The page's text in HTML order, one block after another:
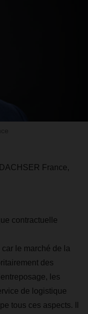
France,
contractuelle
le marché de la
des
les
de logistique
tous ces aspects. Il